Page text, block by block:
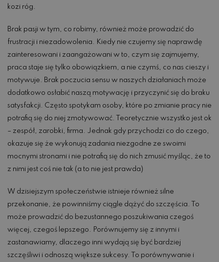
kozi róg.
Brak pasji w tym, co robimy, również może prowadzić do
frustracji i niezadowolenia. Kiedy nie czujemy się naprawdę
zainteresowani i zaangażowani w to, czym się zajmujemy,
praca staje się tylko obowiązkiem, a nie czymś, co nas cieszy i
motywuje. Brak poczucia sensu w naszych działaniach może
dodatkowo osłabić naszą motywację i przyczynić się do braku
satysfakcji. Często spotykam osoby, które po zmianie pracy nie
potrafią się do niej zmotywować. Teoretycznie wszystko jest ok
– zespół, zarobki, firma. Jednak gdy przychodzi co do czego,
okazuje się że wykonują zadania niezgodne ze swoimi
mocnymi stronami i nie potrafią się do nich zmusić myśląc, że to
z nimi jest coś nie tak (a to nie jest prawda)
W dzisiejszym społeczeństwie istnieje również silne
przekonanie, że powinniśmy ciągle dążyć do szczęścia. To
może prowadzić do bezustannego poszukiwania czegoś
więcej, czegoś lepszego. Porównujemy się z innymi i
zastanawiamy, dlaczego inni wydają się być bardziej
szczęśliwi i odnoszą większe sukcesy. To porównywanie i